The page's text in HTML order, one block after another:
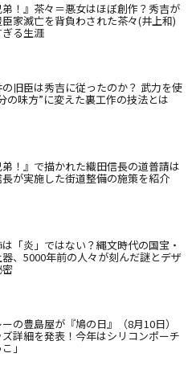
弟！』茶々＝悪女はほぼ創作？秀吉が
家滅亡を背負わされた茶々(井上和)
る生涯
旧臣は秀吉に従ったのか？ 武力を使
の味方”に変えた裏工作の技法とは
弟！』で描かれた織田信長の道普請は
長が実施した街道整備の施策を紹介
「炎」ではない？縄文時代の国宝・
、5000年前の人々が刻んだ謎とデザ
密
の豊島屋が『鳩の日』（8月10日）
詳細を発表！今年はシリコンポーチ
」